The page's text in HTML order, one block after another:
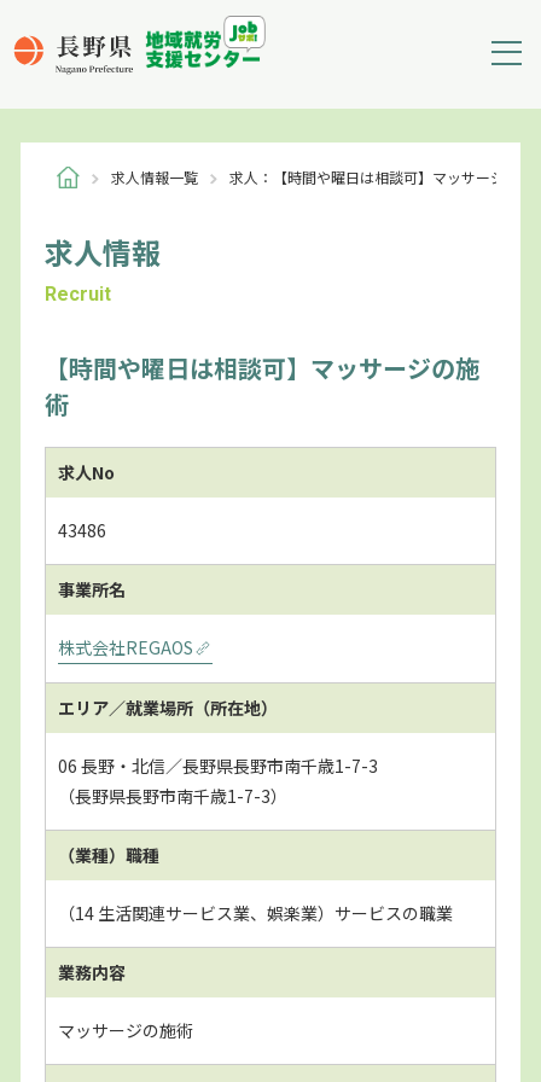
求人情報一覧 求人：【時間や曜日は相談可】マッサージの施
求人情報
Recruit
【時間や曜日は相談可】マッサージの施
術
求人No
43486
事業所名
株式会社REGAOS
エリア／就業場所（所在地）
06 長野・北信／長野県長野市南千歳1-7-3
（長野県長野市南千歳1-7-3）
（業種）職種
（14 生活関連サービス業、娯楽業）サービスの職業
業務内容
マッサージの施術